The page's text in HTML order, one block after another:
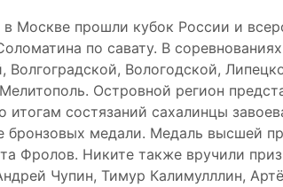
в Москве прошли кубок России и
по савату. В
Вологодской,
Островной регион
итогам состязаний сахалинцы
бронзовых медали. Медаль высшей
Фролов. Никите также вручили
Чупин, Тимур Калимулллин,